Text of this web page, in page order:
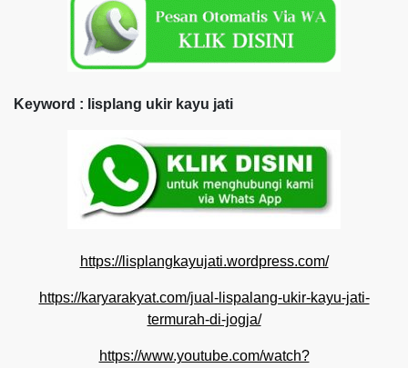
Keyword : lisplang ukir kayu jati
https://lisplangkayujati.wordpress.com/
https://karyarakyat.com/jual-lispalang-ukir-kayu-jati-
termurah-di-jogja/
https://www.youtube.com/watch?